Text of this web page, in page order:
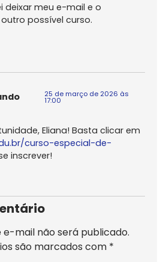
deixar meu e-mail e o
possível curso.
25 de março de 2026 às
17:00
Eliana! Basta clicar em
curso-especial-de-
inscrever!
e-mail não será publicado.
são marcados com *